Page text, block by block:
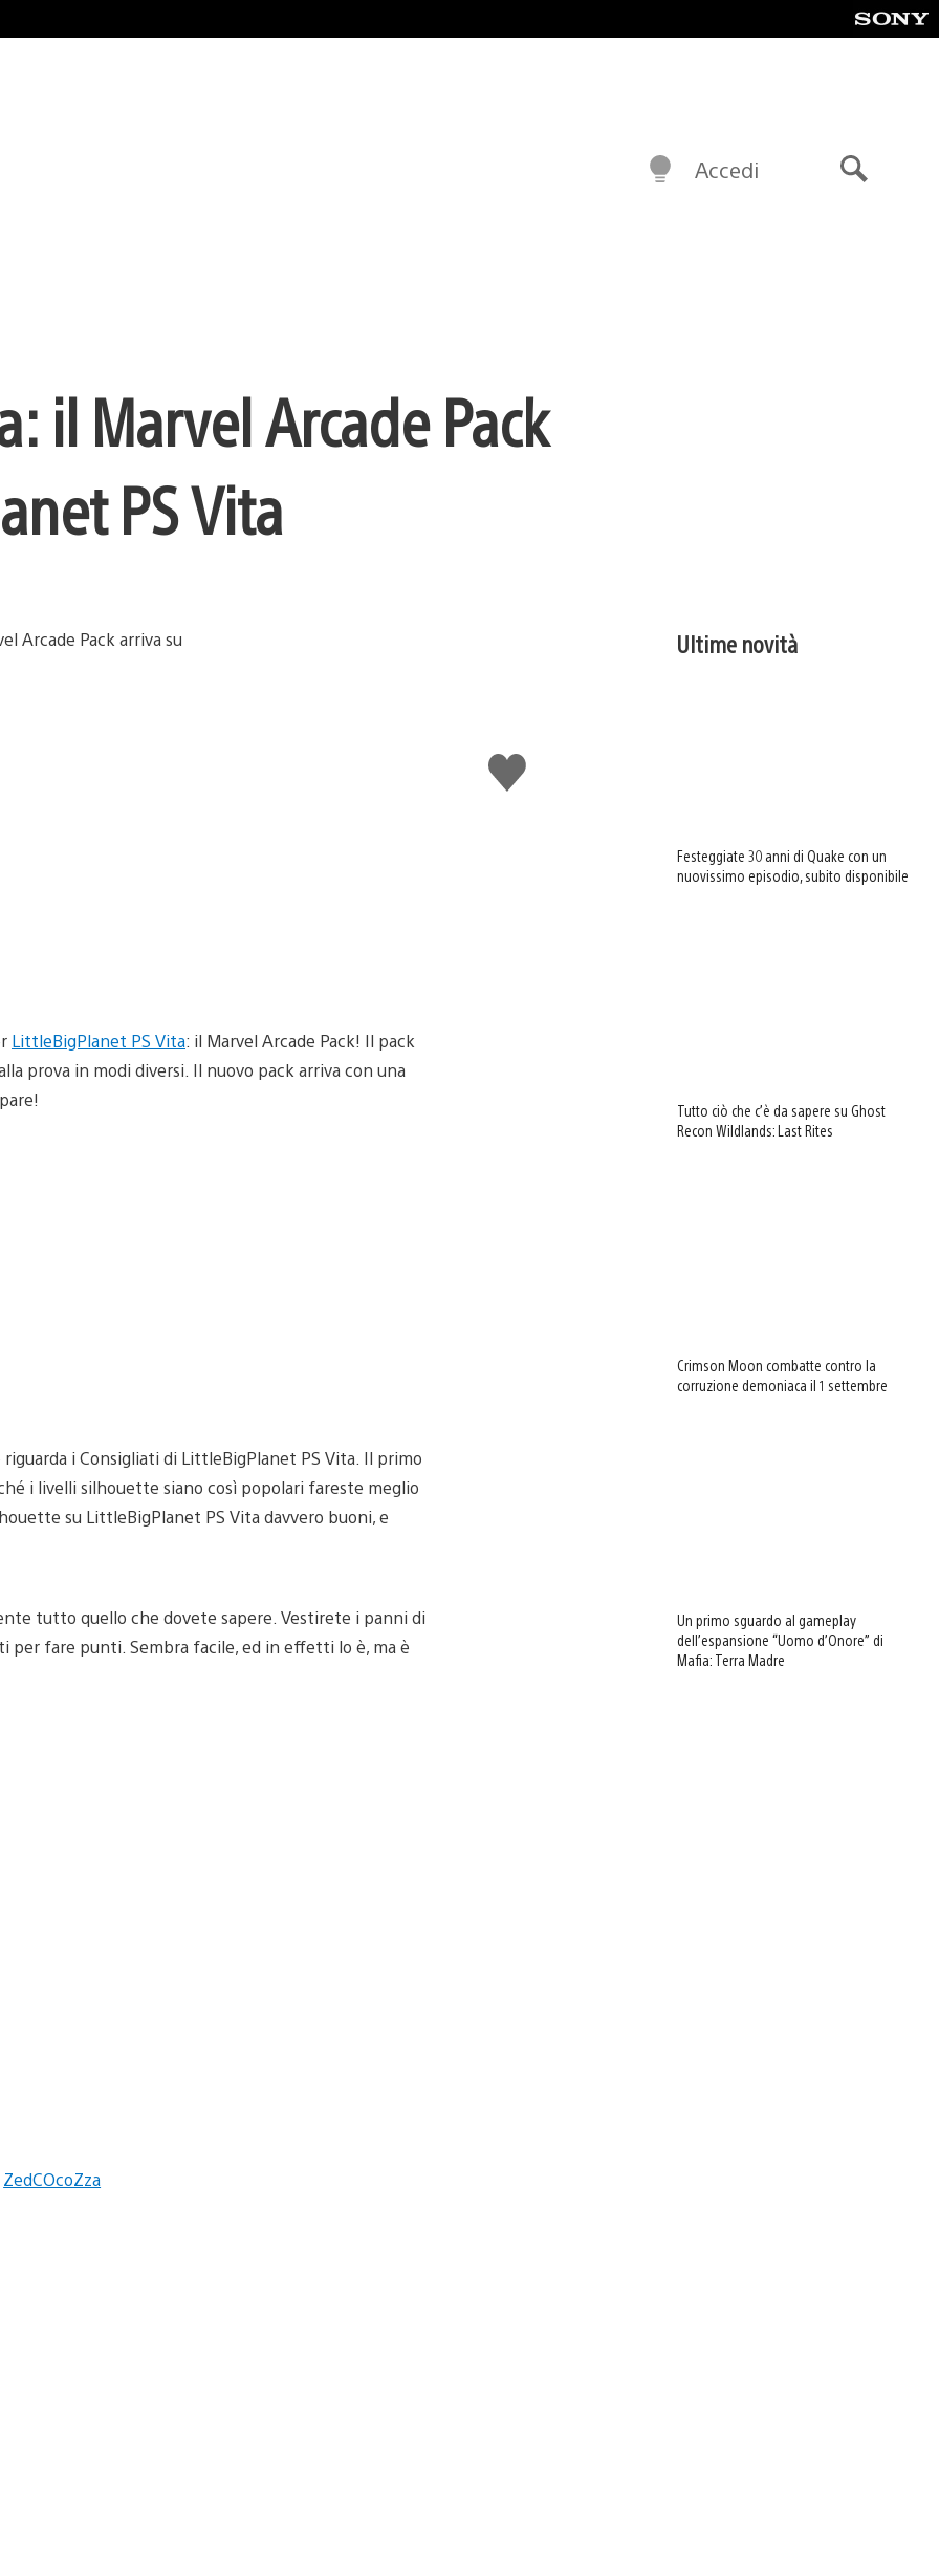
Accedi
il Marvel Arcade Pack
PS Vita
Mi
piace
LittleBigPlanet PS Vita: il Marvel Arcade Pack! Il pack
prova in modi diversi. Il nuovo pack arriva con una
i Consigliati di LittleBigPlanet PS Vita. Il primo
i livelli silhouette siano così popolari fareste meglio
su LittleBigPlanet PS Vita davvero buoni, e
tutto quello che dovete sapere. Vestirete i panni di
per fare punti. Sembra facile, ed in effetti lo è, ma è
ZedCOcoZza
Ultime novità
Festeggiate 30 anni di Quake con un
nuovissimo episodio, subito disponibile
Tutto ciò che c’è da sapere su Ghost
Recon Wildlands: Last Rites
Crimson Moon combatte contro la
corruzione demoniaca il 1 settembre
Un primo sguardo al gameplay
dell’espansione “Uomo d’Onore” di
Mafia: Terra Madre